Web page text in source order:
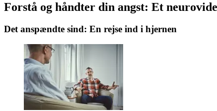
Forstå og håndter din angst: Et
Det anspændte sind: En rejse ind i hjernen